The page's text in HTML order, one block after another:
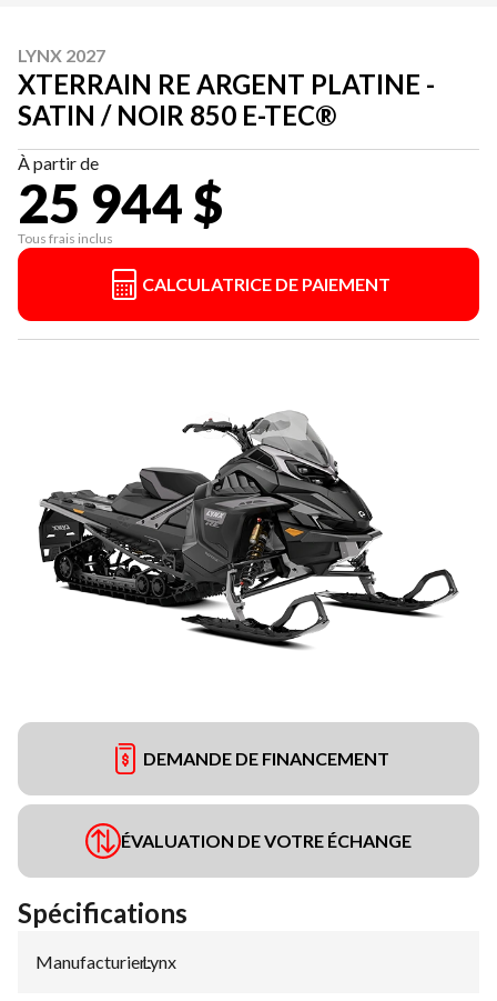
LYNX 2027
XTERRAIN RE ARGENT PLATINE -
SATIN / NOIR 850 E-TEC®
À partir de
25 944 $
Tous frais inclus
CALCULATRICE DE PAIEMENT
DEMANDE DE FINANCEMENT
ÉVALUATION DE VOTRE ÉCHANGE
Spécifications
Manufacturier:
Lynx